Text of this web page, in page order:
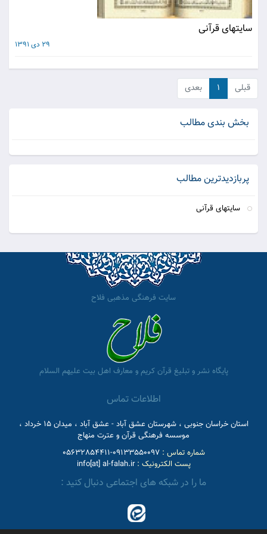
سایتهای قرآنی
29 دی 1391
قبلی ۱ بعدی
بخش بندی مطالب
پربازدیدترین مطالب
سایتهای قرآنی
سایت فرهنگی مذهبی فلاح
پایگاه نشر و تبلیغ قرآن کریم و معارف اهل بیت علیهم السلام
اطلاعات تماس
استان خراسان جنوبی ، شهرستان عشق آباد - عشق آباد ، میدان 15 خرداد ،
موسسه فرهنگی قرآن و عترت منهاج
شماره تماس :09133550097-05632854411
پست الکترونیک :info[at] al-falah.ir
ما را در شبکه های اجتماعی دنبال کنید :